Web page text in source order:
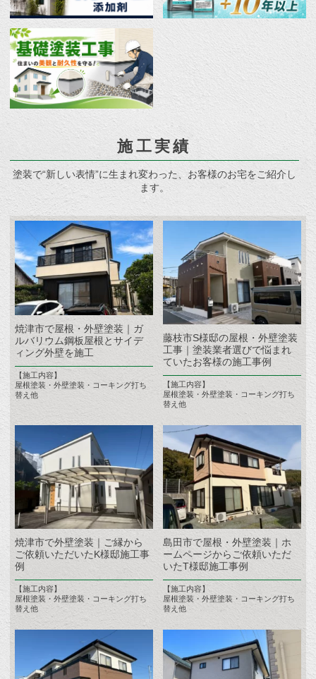
施工実績
塗装で“新しい表情”に生まれ変わった、お客様のお宅をご紹介し
ます。
焼津市で屋根・外壁塗装｜ガ
ルバリウム鋼板屋根とサイデ
ィング外壁を施工
【施工内容】
屋根塗装・外壁塗装・コーキング打ち
替え他
藤枝市S様邸の屋根・外壁塗装
工事｜塗装業者選びで悩まれ
ていたお客様の施工事例
【施工内容】
屋根塗装・外壁塗装・コーキング打ち
替え他
焼津市で外壁塗装｜ご縁から
ご依頼いただいたK様邸施工事
例
【施工内容】
屋根塗装・外壁塗装・コーキング打ち
替え他
島田市で屋根・外壁塗装｜ホ
ームページからご依頼いただ
いたT様邸施工事例
【施工内容】
屋根塗装・外壁塗装・コーキング打ち
替え他